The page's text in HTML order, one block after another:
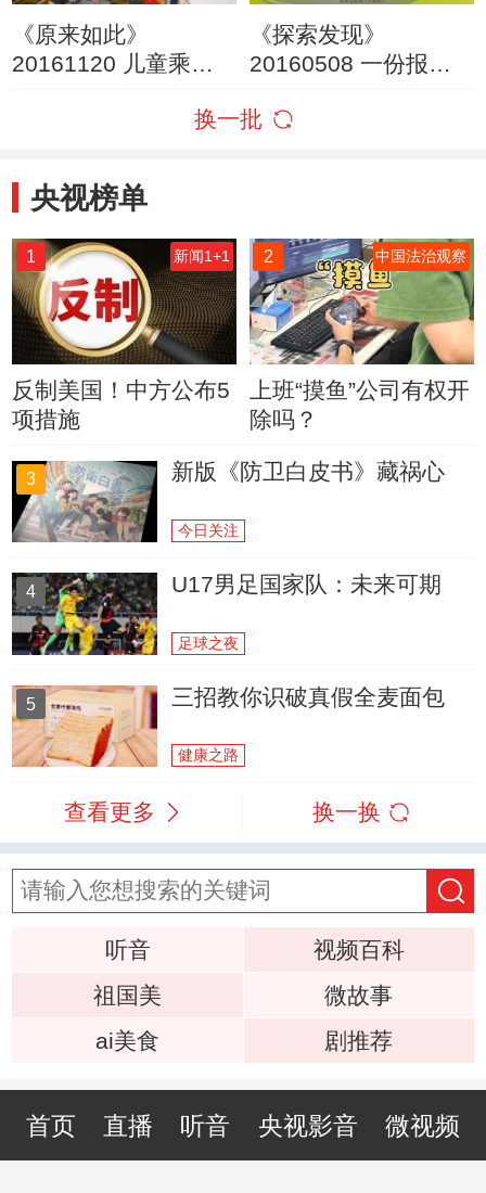
《原来如此》
20161120 儿童乘车
《探索发现》
20160508 一份报纸
降矣
换一批
央视榜单
1 新闻1+1
反制美国！中方公布5
项措施
2 中国法治观察
上班“摸鱼”公司有权开
除吗？
3 新版《防卫白皮书》藏祸心
今日关注
4 U17男足国家队：未来可期
足球之夜
5 三招教你识破真假全麦面包
健康之路
查看更多 换一换
听音
视频百科
祖国美
微故事
ai美食
剧推荐
首页 直播 听音 央视影音 微视频